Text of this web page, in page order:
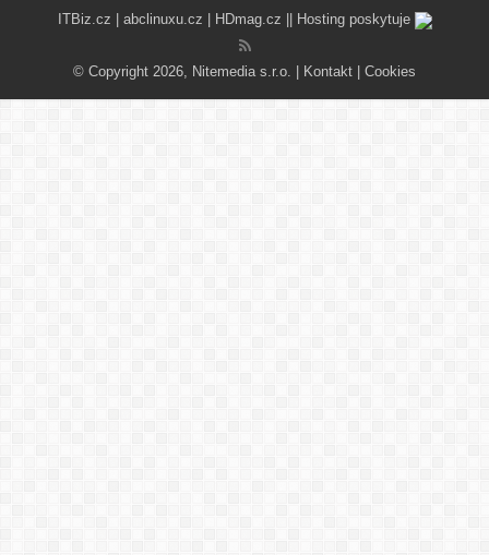
ITBiz.cz abclinuxu.cz HDmag.cz || Hosting poskytuje
© Copyright 2026, Nitemedia s.r.o. | Kontakt Cookies